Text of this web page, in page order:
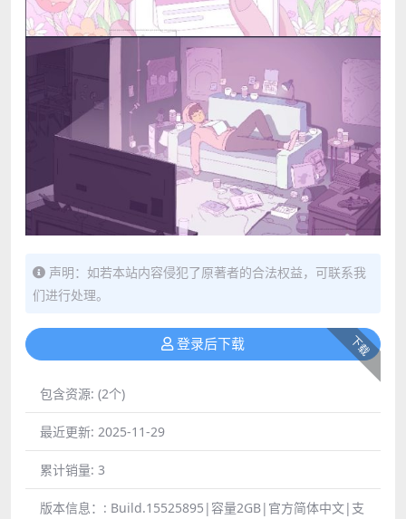
声明：如若本站内容侵犯了原著者的合法权益，可联系我
们进行处理。
下载
登录后下载
包含资源: (2个)
最近更新: 2025-11-29
累计销量: 3
版本信息：: Build.15525895|容量2GB|官方简体中文|支